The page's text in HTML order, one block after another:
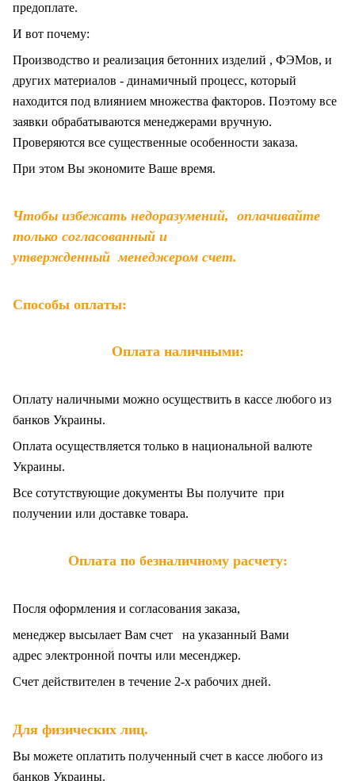
предоплате.
И вот почему:
Производство и реализация бетонних изделий , ФЭМов, и
других материалов - динамичный процесс, который
находится под влиянием множества факторов. Поэтому все
заявки обрабатываются менеджерами вручную.
Проверяются все существенные особенности заказа.
При этом Вы экономите Ваше время.
Чтобы избежать недоразумений, оплачивайте
только согласованный и
утвержденный менеджером счет.
Способы оплаты:
Оплата наличными:
Оплату наличными можно осуществить в кассе любого из
банков Украины.
Оплата осуществляется только в национальной валюте
Украины.
Все сотутствующие документы Вы получите при
получении или доставке товара.
Оплата по безналичному расчету:
Посля оформления и согласования заказа,
менеджер высылает Вам счет на указанный Вами
адрес электронной почты или месенджер.
Счет действителен в течение 2-х рабочих дней.
Для физических лиц.
Вы можете оплатить полученный счет в кассе любого из
банков Украины.